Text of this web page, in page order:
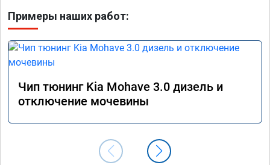
Примеры наших работ:
Чип тюнинг Kia Mohave 3.0 дизель и
отключение мочевины